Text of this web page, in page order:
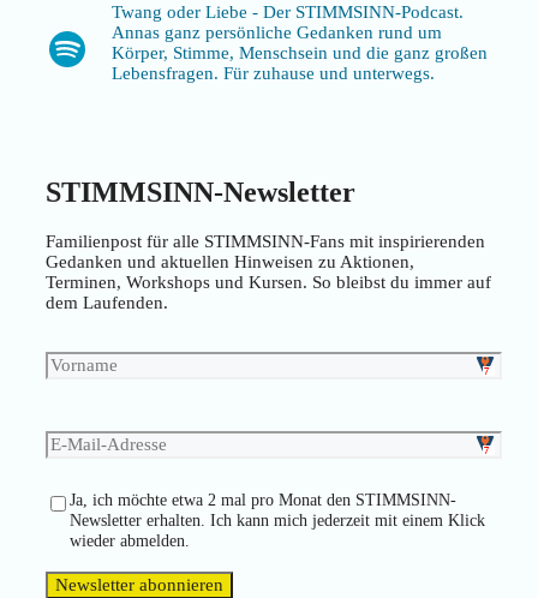
Spotify
Twang oder Liebe - Der STIMMSINN-Podcast.
Annas ganz persönliche Gedanken rund um
Körper, Stimme, Menschsein und die ganz großen
Lebensfragen. Für zuhause und unterwegs.
STIMMSINN-Newsletter
Familienpost für alle STIMMSINN-Fans mit inspirierenden
Gedanken und aktuellen Hinweisen zu Aktionen,
Terminen, Workshops und Kursen. So bleibst du immer auf
dem Laufenden.
Ja, ich möchte etwa 2 mal pro Monat den STIMMSINN-
Newsletter erhalten. Ich kann mich jederzeit mit einem Klick
wieder abmelden.